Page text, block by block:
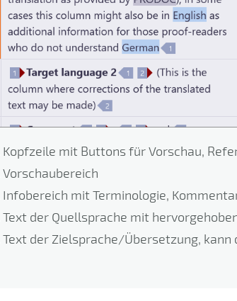
Kopfzeile mit Buttons für Vorschau,
Vorschaubereich
Infobereich mit Terminologie,
Text der Quellsprache mit
Text der Zielsprache/Übersetzung,